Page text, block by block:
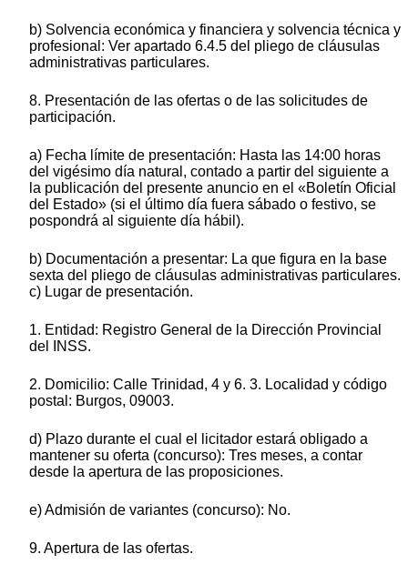
b) Solvencia económica y financiera y solvencia técnica y
profesional: Ver apartado 6.4.5 del pliego de cláusulas
administrativas particulares.
8. Presentación de las ofertas o de las solicitudes de
participación.
a) Fecha límite de presentación: Hasta las 14:00 horas
del vigésimo día natural, contado a partir del siguiente a
la publicación del presente anuncio en el «Boletín Oficial
del Estado» (si el último día fuera sábado o festivo, se
pospondrá al siguiente día hábil).
b) Documentación a presentar: La que figura en la base
sexta del pliego de cláusulas administrativas particulares.
c) Lugar de presentación.
1. Entidad: Registro General de la Dirección Provincial
del INSS.
2. Domicilio: Calle Trinidad, 4 y 6. 3. Localidad y código
postal: Burgos, 09003.
d) Plazo durante el cual el licitador estará obligado a
mantener su oferta (concurso): Tres meses, a contar
desde la apertura de las proposiciones.
e) Admisión de variantes (concurso): No.
9. Apertura de las ofertas.